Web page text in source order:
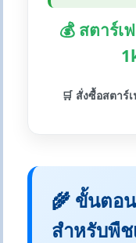
💰 สตาร์เ
🛒 สั่งซื้อสตาร์
🌾 ขั้นตอ
สำหรับพืช